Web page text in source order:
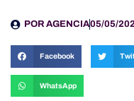
POR AGENCIA05/05/
Facebook
WhatsApp